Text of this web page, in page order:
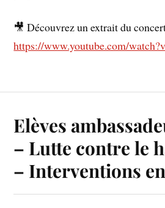
🎥 Découvrez un extrait du
https://www.youtube.com/
Elèves
– Lutte contre le
– Interventions